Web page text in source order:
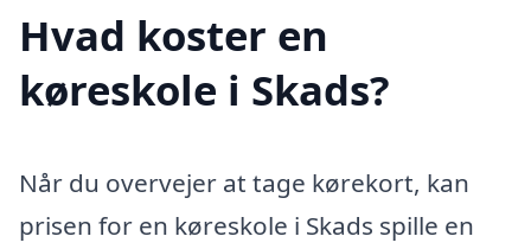
Hvad koster en
køreskole i Skads?
Når du overvejer at tage kørekort, kan
prisen for en køreskole i Skads spille en